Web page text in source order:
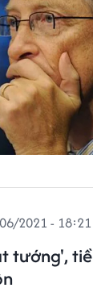
tướng',
2021 - 18:21